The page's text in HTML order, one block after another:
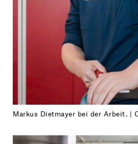
Markus Dietmayer bei der Arbeit. |